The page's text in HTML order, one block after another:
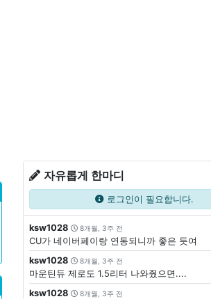
자유롭게 한마디
로그인이 필요합니다.
ksw1028 8개월, 3주 전
CU가 네이버페이랑 연동되니까 좋은 듯여
ksw1028
8개월, 3주 전
마운틴듀 제로도 1.5리터 나와줬으면....
ksw1028
8개월, 3주 전